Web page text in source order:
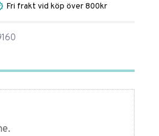
Fri frakt vid köp över 800kr